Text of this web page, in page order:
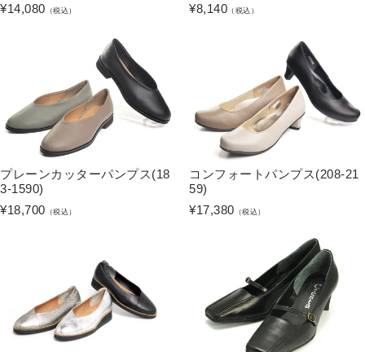
¥14,080 （税込）
¥8,140 （税込）
プレーンカッターパンプス(18
3-1590)
¥18,700 （税込）
コンフォートパンプス(208-21
59)
¥17,380 （税込）